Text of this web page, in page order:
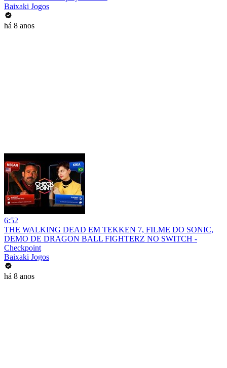
Baixaki Jogos
há 8 anos
6:52
THE WALKING DEAD EM TEKKEN 7, FILME DO SONIC,
DEMO DE DRAGON BALL FIGHTERZ NO SWITCH -
Checkpoint
Baixaki Jogos
há 8 anos